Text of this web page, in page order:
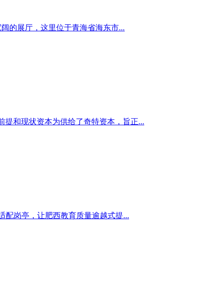
的展厅，这里位于青海省海东市...
提和现状资本为供给了奇特资本，旨正...
配岗亭，让肥西教育质量逾越式提...